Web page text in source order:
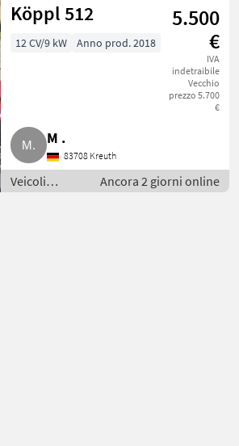
Köppl 512
5.500
€
IVA
indetraibile
Vecchio
prezzo 5.700
€
12 CV/9 kW Anno prod. 2018
M .
83708 Kreuth
Veicoli
agricoli a
Ancora 2 giorni online